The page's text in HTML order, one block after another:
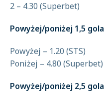
2 – 4.30 (Superbet)
Powyżej/poniżej 1,5 gola
Powyżej – 1.20 (STS)
Poniżej – 4.80 (Superbet)
Powyżej/poniżej 2,5 gola